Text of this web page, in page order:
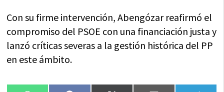
Con su firme intervención, Abengózar reafirmó el
compromiso del PSOE con una financiación justa y
lanzó críticas severas a la gestión histórica del PP
en este ámbito.